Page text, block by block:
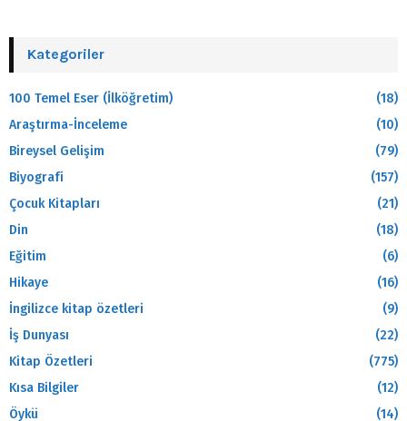
Kategoriler
100 Temel Eser (İlköğretim)
(18)
Araştırma-İnceleme
(10)
Bireysel Gelişim
(79)
Biyografi
(157)
Çocuk Kitapları
(21)
Din
(18)
Eğitim
(6)
Hikaye
(16)
İngilizce kitap özetleri
(9)
İş Dunyası
(22)
Kitap Özetleri
(775)
Kısa Bilgiler
(12)
Öykü
(14)